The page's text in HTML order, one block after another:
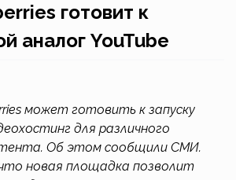
готовит к
аналог YouTube
может готовить к запуску
для различного
Об этом сообщили СМИ.
новая площадка позволит